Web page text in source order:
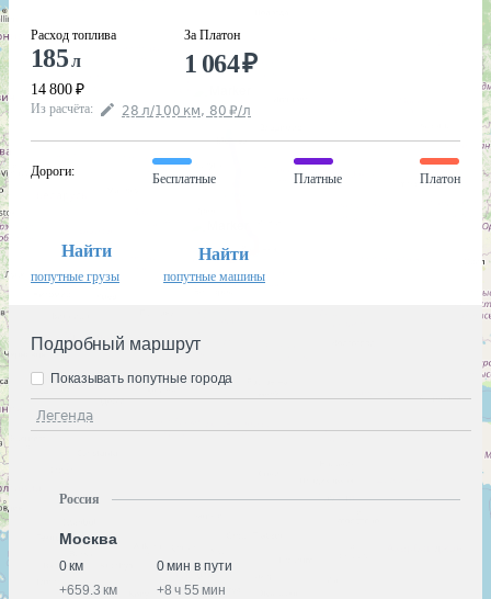
Расход топлива
185л
14 800 ₽
За Платон
1 064₽
Из расчёта: 28 л/100 км, 80 ₽/л
Дороги:
Бесплатные Платные Платон
Найти
попутные грузы
Найти
попутные машины
Подробный маршрут
Легенда
Показывать попутные города
Россия
Москва
0 км
0 мин в пути
+659.3 км +8 ч 55 мин